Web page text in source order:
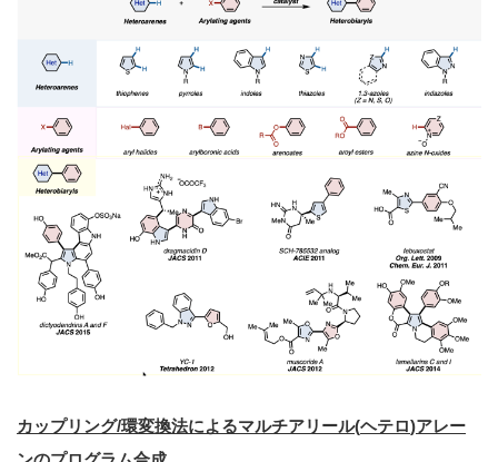
カップリング/環変換法によるマルチアリール(ヘテロ)アレー